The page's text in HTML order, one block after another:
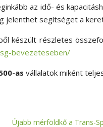
az idő- és
jelenthet segítséget a
készült részletes
bevezeteseben/
as vállalatok miként
Újabb mérföldkő a Trans-